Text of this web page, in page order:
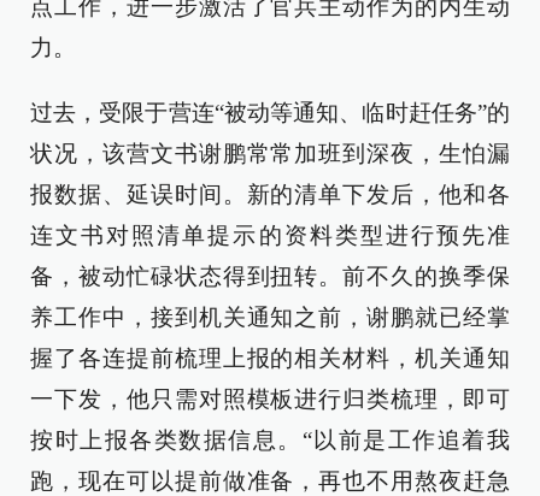
点工作，进一步激活了官兵主动作为的内生动
力。
过去，受限于营连“被动等通知、临时赶任务”的
状况，该营文书谢鹏常常加班到深夜，生怕漏
报数据、延误时间。新的清单下发后，他和各
连文书对照清单提示的资料类型进行预先准
备，被动忙碌状态得到扭转。前不久的换季保
养工作中，接到机关通知之前，谢鹏就已经掌
握了各连提前梳理上报的相关材料，机关通知
一下发，他只需对照模板进行归类梳理，即可
按时上报各类数据信息。“以前是工作追着我
跑，现在可以提前做准备，再也不用熬夜赶急